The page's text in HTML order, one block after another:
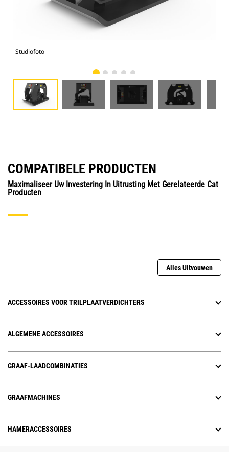
Studiofoto
COMPATIBELE PRODUCTEN
Maximaliseer Uw Investering In Uitrusting Met Gerelateerde Cat
Producten
Alles Uitvouwen
ACCESSOIRES VOOR TRILPLAATVERDICHTERS
ALGEMENE ACCESSOIRES
GRAAF-LAADCOMBINATIES
GRAAFMACHINES
HAMERACCESSOIRES